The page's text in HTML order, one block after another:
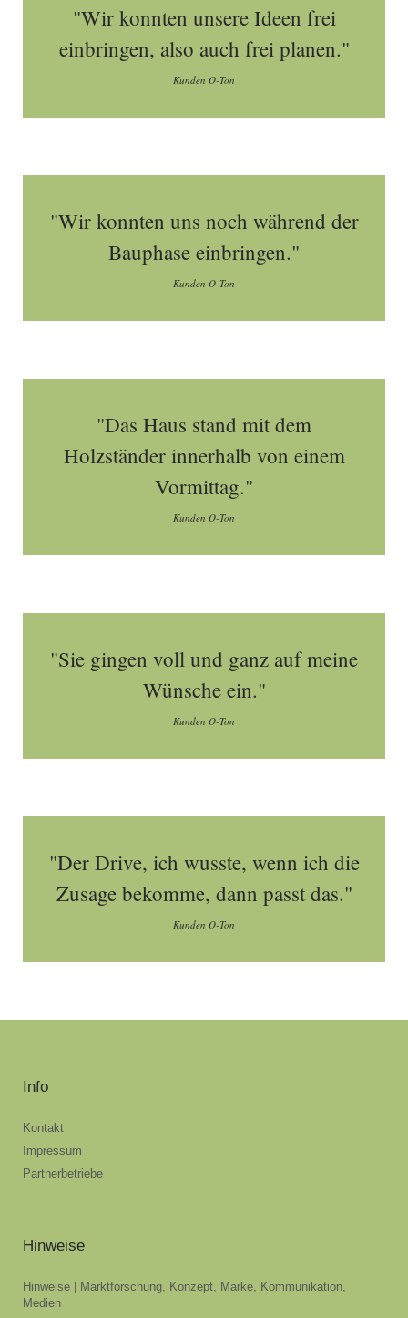
"Wir konnten unsere Ideen frei
einbringen, also auch frei planen."
Kunden O-Ton
"Wir konnten uns noch während der
Bauphase einbringen."
Kunden O-Ton
"Das Haus stand mit dem
Holzständer innerhalb von einem
Vormittag."
Kunden O-Ton
"Sie gingen voll und ganz auf meine
Wünsche ein."
Kunden O-Ton
"Der Drive, ich wusste, wenn ich die
Zusage bekomme, dann passt das."
Kunden O-Ton
Info
Kontakt
Impressum
Partnerbetriebe
Hinweise
Hinweise | Marktforschung, Konzept, Marke, Kommunikation,
Medien